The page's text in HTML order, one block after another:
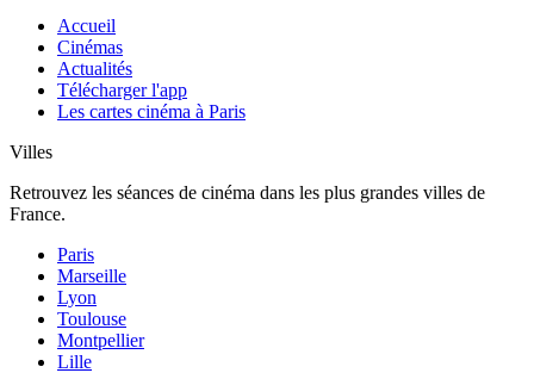
Accueil
Cinémas
Actualités
Télécharger l'app
Les cartes cinéma à Paris
Villes
Retrouvez les séances de cinéma dans les plus grandes villes de
France.
Paris
Marseille
Lyon
Toulouse
Montpellier
Lille